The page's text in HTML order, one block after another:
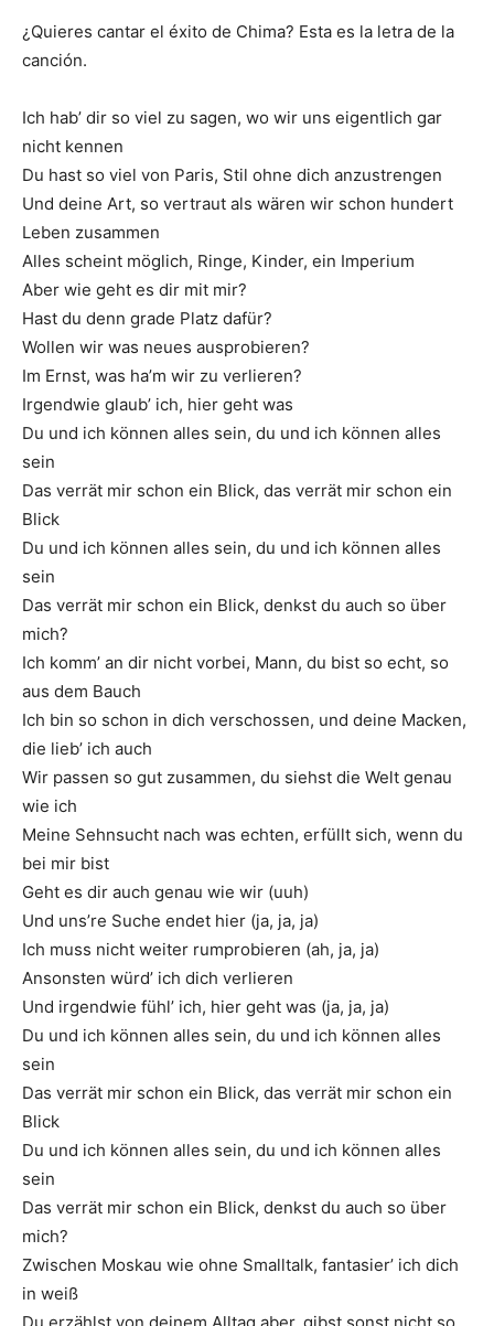
¿Quieres cantar el éxito de Chima? Esta es la letra de la
canción.
Ich hab’ dir so viel zu sagen, wo wir uns eigentlich gar
nicht kennen
Du hast so viel von Paris, Stil ohne dich anzustrengen
Und deine Art, so vertraut als wären wir schon hundert
Leben zusammen
Alles scheint möglich, Ringe, Kinder, ein Imperium
Aber wie geht es dir mit mir?
Hast du denn grade Platz dafür?
Wollen wir was neues ausprobieren?
Im Ernst, was ha’m wir zu verlieren?
Irgendwie glaub’ ich, hier geht was
Du und ich können alles sein, du und ich können alles
sein
Das verrät mir schon ein Blick, das verrät mir schon ein
Blick
Du und ich können alles sein, du und ich können alles
sein
Das verrät mir schon ein Blick, denkst du auch so über
mich?
Ich komm’ an dir nicht vorbei, Mann, du bist so echt, so
aus dem Bauch
Ich bin so schon in dich verschossen, und deine Macken,
die lieb’ ich auch
Wir passen so gut zusammen, du siehst die Welt genau
wie ich
Meine Sehnsucht nach was echten, erfüllt sich, wenn du
bei mir bist
Geht es dir auch genau wie wir (uuh)
Und uns’re Suche endet hier (ja, ja, ja)
Ich muss nicht weiter rumprobieren (ah, ja, ja)
Ansonsten würd’ ich dich verlieren
Und irgendwie fühl’ ich, hier geht was (ja, ja, ja)
Du und ich können alles sein, du und ich können alles
sein
Das verrät mir schon ein Blick, das verrät mir schon ein
Blick
Du und ich können alles sein, du und ich können alles
sein
Das verrät mir schon ein Blick, denkst du auch so über
mich?
Zwischen Moskau wie ohne Smalltalk, fantasier’ ich dich
in weiß